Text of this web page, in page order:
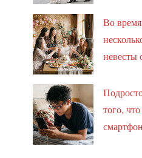
Во
невесты
того,